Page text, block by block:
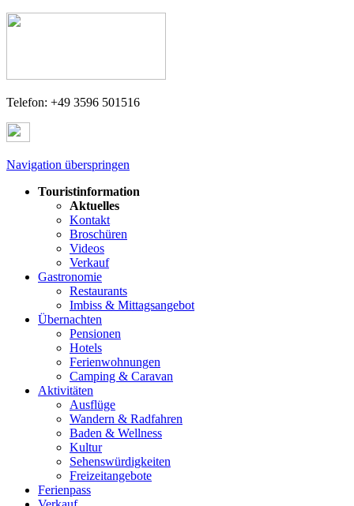
Telefon: +49 3596 501516
Navigation überspringen
Touristinformation
Aktuelles
Kontakt
Broschüren
Videos
Verkauf
Gastronomie
Restaurants
Imbiss & Mittagsangebot
Übernachten
Pensionen
Hotels
Ferienwohnungen
Camping & Caravan
Aktivitäten
Ausflüge
Wandern & Radfahren
Baden & Wellness
Kultur
Sehenswürdigkeiten
Freizeitangebote
Ferienpass